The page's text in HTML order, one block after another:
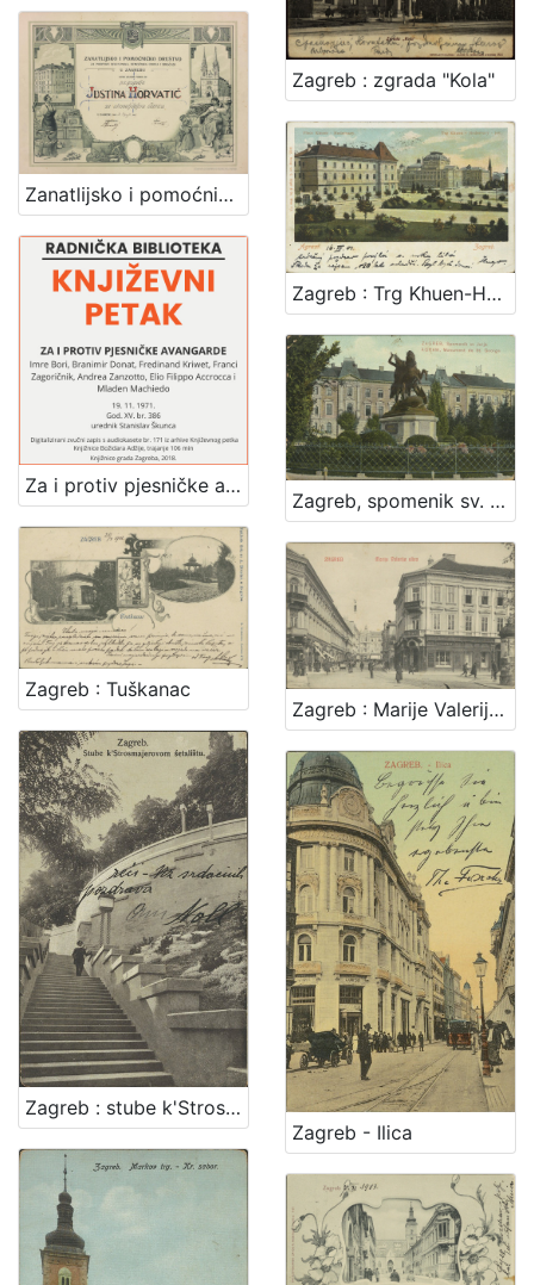
Zanatlijsko i pomoćničko društvo za podporu bolestnika, nemoćnika, udova i siročadi
Za i protiv pjesničke avangarde : Književni petak, dvorana u Novinarskom domu, 19. 11. 1971., br. 386 / Imre Bori, Branimir Donat, Ferdinand Kriwet, Vagn Steen, Franci Zagoričnik, Andrea Zanzotto, Ellio Philoppo Accrocca i Mladen Machiedo ; urednik Stanislav Škunca
Zagreb : zgrada "Kola"
Zagreb : Tuškanac
Zagreb : Trg Khuen-Hedervary-jev = Agram : Place Khuen-Hedervary
Zagreb : stube k'Strosmjerovom šetalištu
Zagreb, spomenik sv. Jurja = Agram, monument de St. George
Zagreb : Marije Valerije ulica
Zagreb - Ilica